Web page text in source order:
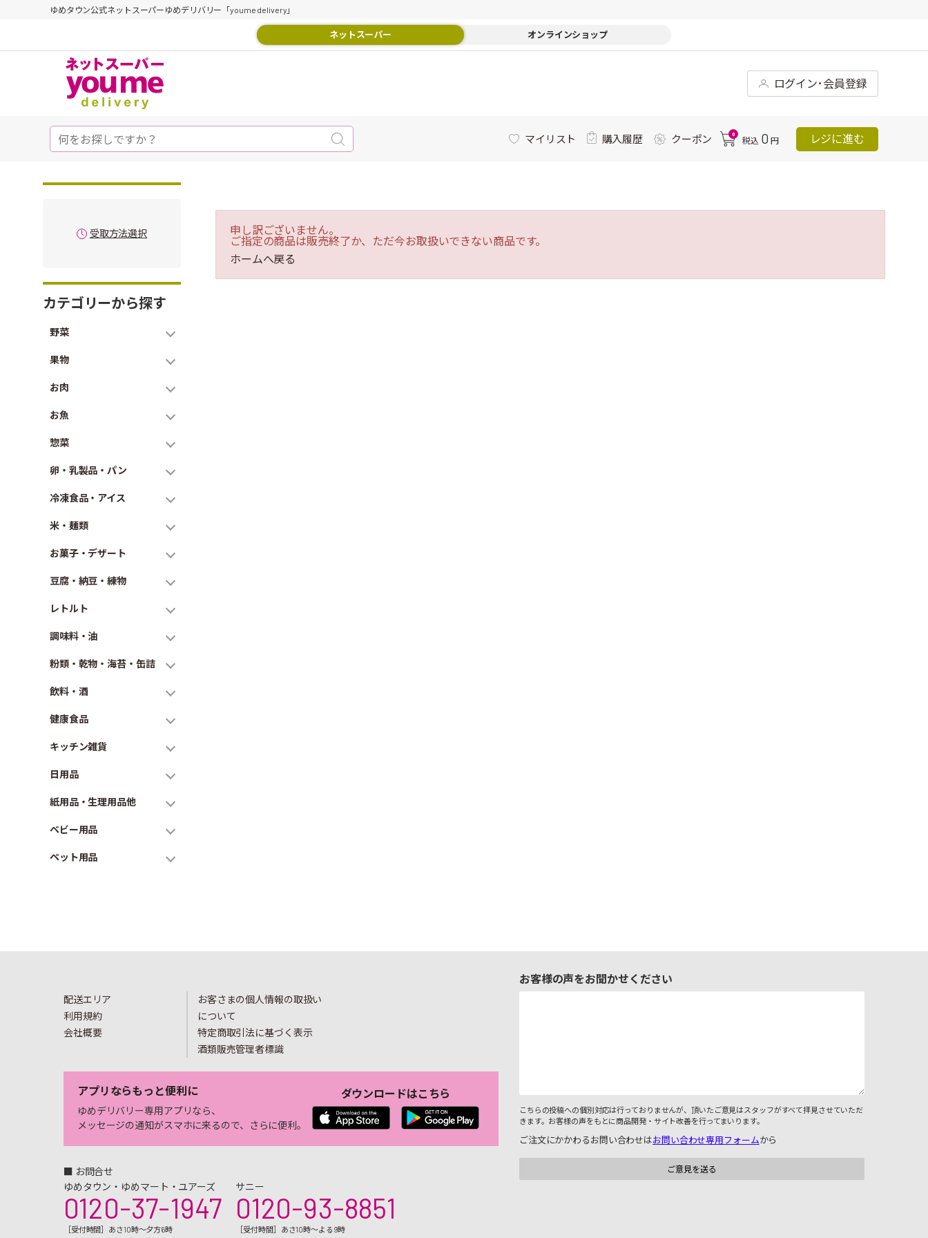
ゆめタウン公式ネットスーパーゆめデリバリー「youme delivery」
ネットスーパー オンラインショップ
ログイン･会員登録
マイリスト 購入履歴 クーポン 0
税込 0 円 レジに進む
受取方法選択
カテゴリーから探す
野菜
果物
お肉
お魚
惣菜
卵・乳製品・パン
冷凍食品・アイス
米・麺類
お菓子・デザート
豆腐・納豆・練物
レトルト
調味料・油
粉類・乾物・海苔・缶詰
飲料・酒
健康食品
キッチン雑貨
日用品
紙用品・生理用品他
ベビー用品
ペット用品
申し訳ございません。
ご指定の商品は販売終了か、ただ今お取扱いできない商品です。
ホームへ戻る
配送エリア
利用規約
会社概要
お客さまの個人情報の取扱い
について
特定商取引法に基づく表示
酒類販売管理者標識
アプリならもっと便利に
ゆめデリバリー専用アプリなら、
メッセージの通知がスマホに来るので、さらに便利。
ダウンロードはこちら
■ お問合せ
ゆめタウン・ゆめマート・ユアーズ
0120-37-1947
［受付時間］あさ10時～夕方6時
サニー
0120-93-8851
［受付時間］あさ10時～よる9時
お客様の声をお聞かせください
こちらの投稿への個別対応は行っておりませんが、頂いたご意見はスタッフがすべて拝見させていただ
きます。お客様の声をもとに商品開発・サイト改善を行ってまいります。
ご注文にかかわるお問い合わせはお問い合わせ専用フォームから